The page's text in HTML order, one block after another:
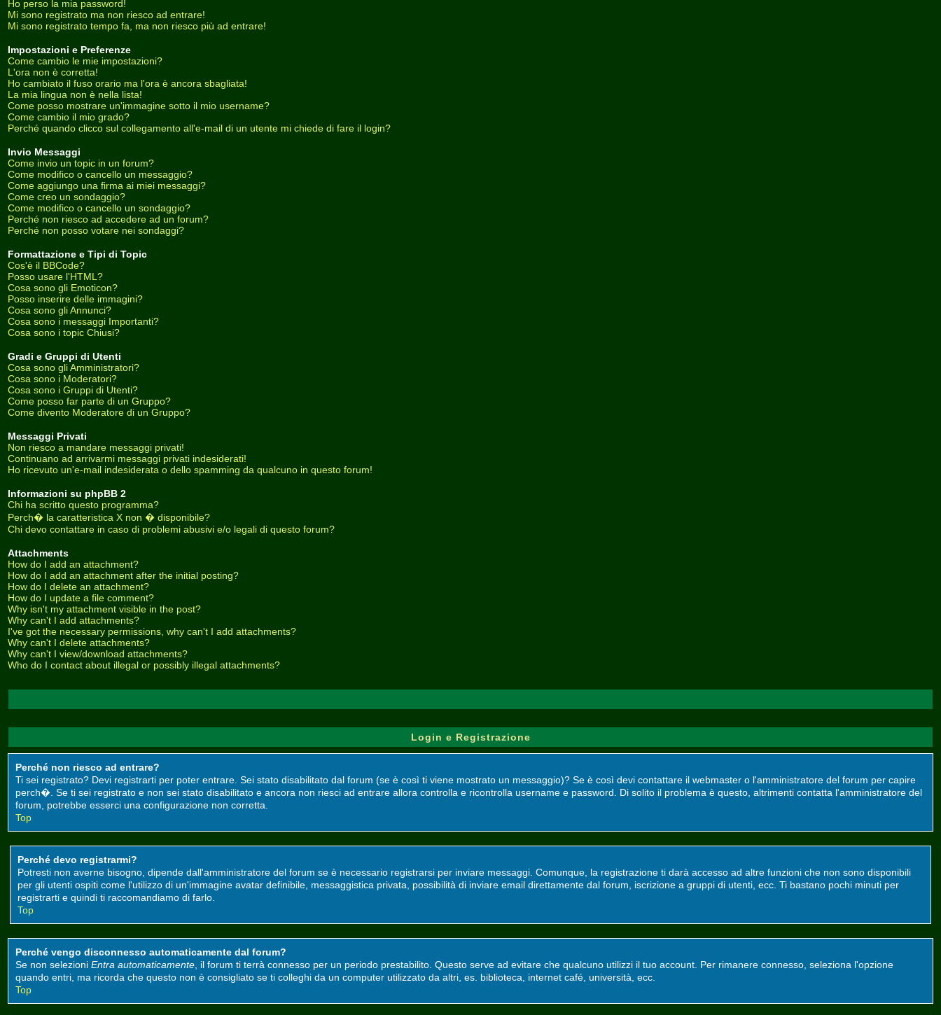
Ho perso la mia password!
Mi sono registrato ma non riesco ad entrare!
Mi sono registrato tempo fa, ma non riesco più ad entrare!
Impostazioni e Preferenze
Come cambio le mie impostazioni?
L'ora non è corretta!
Ho cambiato il fuso orario ma l'ora è ancora sbagliata!
La mia lingua non è nella lista!
Come posso mostrare un'immagine sotto il mio username?
Come cambio il mio grado?
Perché quando clicco sul collegamento all'e-mail di un utente mi chiede di fare il login?
Invio Messaggi
Come invio un topic in un forum?
Come modifico o cancello un messaggio?
Come aggiungo una firma ai miei messaggi?
Come creo un sondaggio?
Come modifico o cancello un sondaggio?
Perché non riesco ad accedere ad un forum?
Perché non posso votare nei sondaggi?
Formattazione e Tipi di Topic
Cos'è il BBCode?
Posso usare l'HTML?
Cosa sono gli Emoticon?
Posso inserire delle immagini?
Cosa sono gli Annunci?
Cosa sono i messaggi Importanti?
Cosa sono i topic Chiusi?
Gradi e Gruppi di Utenti
Cosa sono gli Amministratori?
Cosa sono i Moderatori?
Cosa sono i Gruppi di Utenti?
Come posso far parte di un Gruppo?
Come divento Moderatore di un Gruppo?
Messaggi Privati
Non riesco a mandare messaggi privati!
Continuano ad arrivarmi messaggi privati indesiderati!
Ho ricevuto un'e-mail indesiderata o dello spamming da qualcuno in questo forum!
Informazioni su phpBB 2
Chi ha scritto questo programma?
Perch� la caratteristica X non � disponibile?
Chi devo contattare in caso di problemi abusivi e/o legali di questo forum?
Attachments
How do I add an attachment?
How do I add an attachment after the initial posting?
How do I delete an attachment?
How do I update a file comment?
Why isn't my attachment visible in the post?
Why can't I add attachments?
I've got the necessary permissions, why can't I add attachments?
Why can't I delete attachments?
Why can't I view/download attachments?
Who do I contact about illegal or possibly illegal attachments?
Login e Registrazione
Perché non riesco ad entrare?
Ti sei registrato? Devi registrarti per poter entrare. Sei stato disabilitato dal forum (se è così ti viene mostrato un messaggio)? Se è così devi contattare il webmaster o l'amministratore del forum per capire
perch�. Se ti sei registrato e non sei stato disabilitato e ancora non riesci ad entrare allora controlla e ricontrolla username e password. Di solito il problema è questo, altrimenti contatta l'amministratore del
forum, potrebbe esserci una configurazione non corretta.
Top
Perché devo registrarmi?
Potresti non averne bisogno, dipende dall'amministratore del forum se è necessario registrarsi per inviare messaggi. Comunque, la registrazione ti darà accesso ad altre funzioni che non sono disponibili
per gli utenti ospiti come l'utilizzo di un'immagine avatar definibile, messaggistica privata, possibilità di inviare email direttamente dal forum, iscrizione a gruppi di utenti, ecc. Ti bastano pochi minuti per
registrarti e quindi ti raccomandiamo di farlo.
Top
Perché vengo disconnesso automaticamente dal forum?
Se non selezioni Entra automaticamente , il forum ti terrà connesso per un periodo prestabilito. Questo serve ad evitare che qualcuno utilizzi il tuo account. Per rimanere connesso, seleziona l'opzione
quando entri, ma ricorda che questo non è consigliato se ti colleghi da un computer utilizzato da altri, es. biblioteca, internet café, università, ecc.
Top